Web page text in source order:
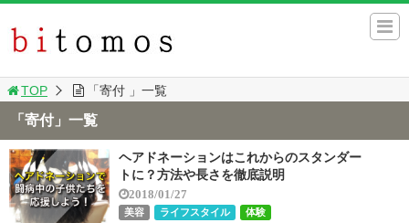
TOP 「寄付 」一覧
「寄付」一覧
ヘアドネーションはこれからのスタンダー
トに？方法や長さを徹底説明
2018/01/27
美容 ライフスタイル 体験